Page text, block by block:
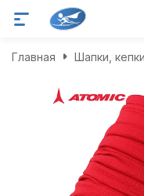
Главная Шапки,